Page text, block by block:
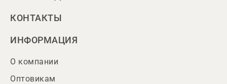
КОНТАКТЫ
ИНФОРМАЦИЯ
О компании
Оптовикам